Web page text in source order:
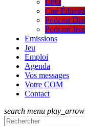
LPO
Cité
Podcast
Podcast
Emissions
Jeu
Emploi
Agenda
Vos messages
Votre COM
Contact
search menu play_arrow